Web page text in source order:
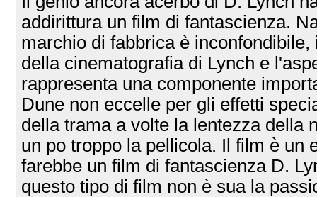
addirittura un film di fantascienza.
marchio di fabbrica è
della cinematografia di Lynch e
rappresenta una componente
Dune non eccelle per gli effetti
della trama a volte la lentezza della
un po troppo la pellicola. Il film è un
farebbe un film di fantascienza D.
questo tipo di film non è sua la